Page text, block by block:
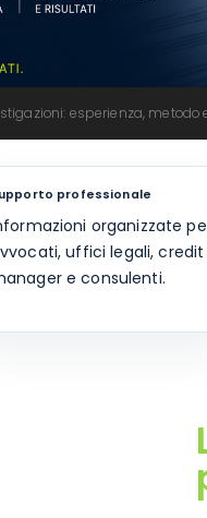
esperienza,
professionale
organizzate
uffici legali, credit
e consulenti.